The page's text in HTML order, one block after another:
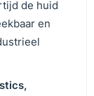
de huid
en